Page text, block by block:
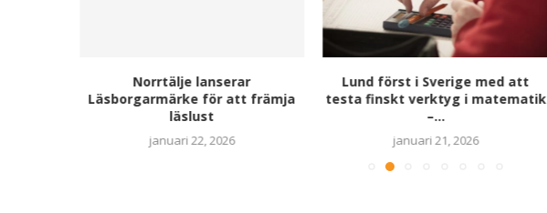
Norrtälje lanserar
Läsborgarmärke för att främja
läslust
januari 22, 2026
Lund först i Sverige med att
testa finskt verktyg i matematik
–...
januari 21, 2026